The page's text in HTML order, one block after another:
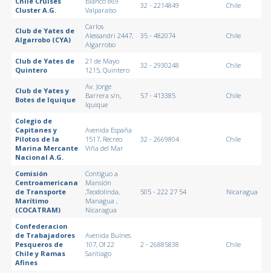
Cluster A.G.
Valparaíso
32 - 2214849 Chile
Club de Yates de
Algarrobo (CYA)
Carlos
Alessandri 2447,
Algarrobo
35 - 482074 Chile
Club de Yates de
Quintero
21 de Mayo
1215, Quintero
32 - 2930248 Chile
Club de Yates y
Botes de Iquique
Av. Jorge
Barrera s/n,
Iquique
57 - 413385 Chile
Colegio de
Capitanes y
Pilotos de la
Marina Mercante
Nacional A.G.
Avenida España
1517, Recreo
Viña del Mar
32 - 2669804 Chile
Comisión
Centroamericana
de Transporte
Marítimo
(COCATRAM)
Contiguo a
Mansión
,Teodolinda,
Managua ,
Nicaragua
505 - 222 27 54 Nicaragua
Confederacion
de Trabajadores
Pesqueros de
Chile y Ramas
Afines
Avenida Bulnes
107, Of 22
Santiago
2 - 26885838 Chile